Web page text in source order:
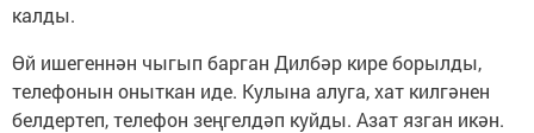
калды.
Өй ишегеннән чыгып барган Дилбәр кире борылды,
телефонын оныткан иде. Кулына алуга, хат килгәнен
белдертеп, телефон зеңгелдәп куйды. Азат язган икән.